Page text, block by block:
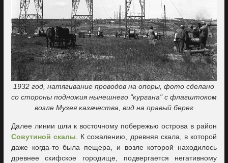
1932 год, натягивание проводов на опоры, фото сделано
со стороны подножия нынешнего "кургана" с флагштоком
возле Музея казачества, вид на правый берег
Далее линии шли к восточному побережью острова в район
Совутиной скалы. К сожалению, древняя скала, в которой
даже когда-то была пещера, и возле которой находилось
древнее скифское городище, подвергается негативному